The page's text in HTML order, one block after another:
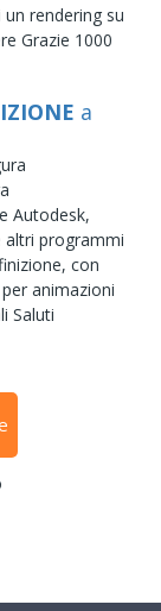
rendering su
Grazie 1000
a
Autodesk,
altri programmi
con
animazioni
Saluti